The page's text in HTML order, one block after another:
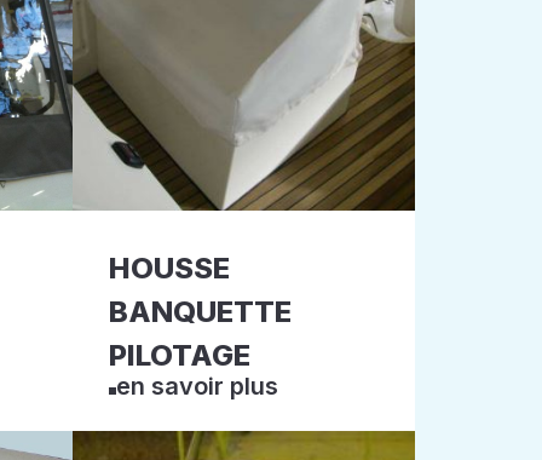
HOUSSE
BANQUETTE
PILOTAGE
en savoir plus